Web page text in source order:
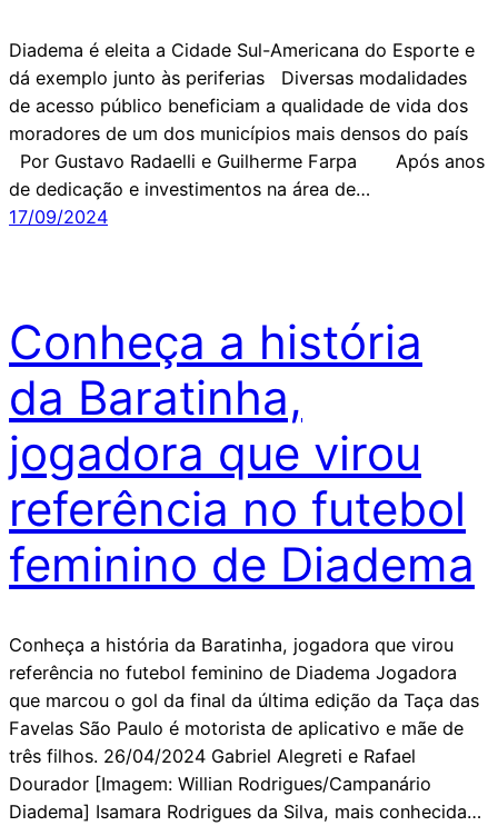
Diadema é eleita a Cidade Sul-Americana do Esporte e
dá exemplo junto às periferias Diversas modalidades
de acesso público beneficiam a qualidade de vida dos
moradores de um dos municípios mais densos do país
Por Gustavo Radaelli e Guilherme Farpa Após anos
de dedicação e investimentos na área de…
17/09/2024
Conheça a história
da Baratinha,
jogadora que virou
referência no futebol
feminino de Diadema
Conheça a história da Baratinha, jogadora que virou
referência no futebol feminino de Diadema Jogadora
que marcou o gol da final da última edição da Taça das
Favelas São Paulo é motorista de aplicativo e mãe de
três filhos. 26/04/2024 Gabriel Alegreti e Rafael
Dourador [Imagem: Willian Rodrigues/Campanário
Diadema] Isamara Rodrigues da Silva, mais conhecida…